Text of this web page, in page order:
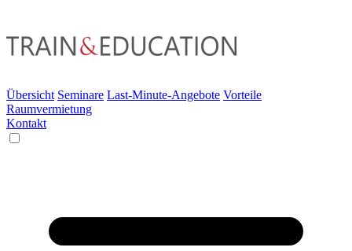
Übersicht Seminare Last-Minute-Angebote Vorteile
Raumvermietung
Kontakt